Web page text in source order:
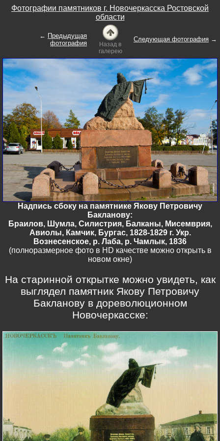
Фотографии памятников г. Новочеркасска Ростовской
области
← Предыдущая
фотография
Назад в
галерею
Следующая фотография →
Надпись сбоку на памятнике Якову Петровичу
Бакланову:
Браилов, Шумла, Силистрия, Балканы, Мисемврия,
Авиолы, Камчик, Бургас, 1828-1829 г. Укр.
Вознесенское, р. Лаба, р. Чамлык, 1836
(полноразмерное фото в HD качестве можно открыть в
новом окне)
На старинной открытке можно увидеть, как
выглядел памятник Якову Петровичу
Бакланову в дореволюционном
Новочеркасске: